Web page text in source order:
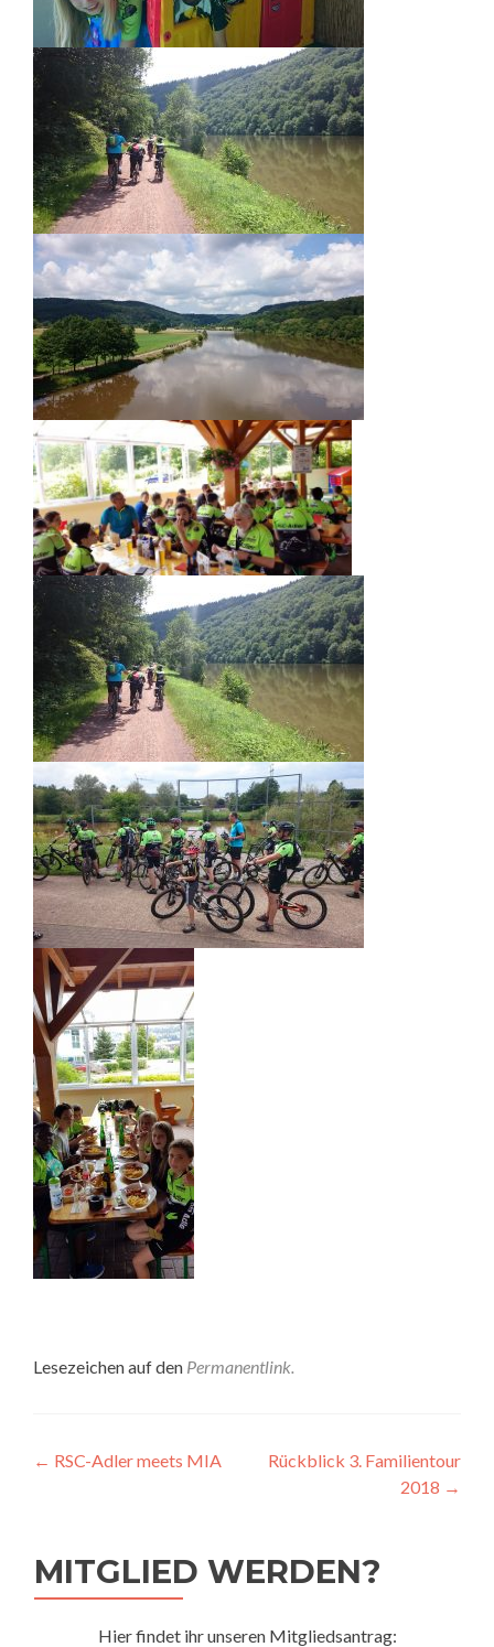
Lesezeichen auf den Permanentlink
Beitragsnavigation
← RSC-Adler meets MIA
Rückblick 3. Familientour
2018 →
MITGLIED WERDEN?
Hier findet ihr unseren Mitgliedsantrag: